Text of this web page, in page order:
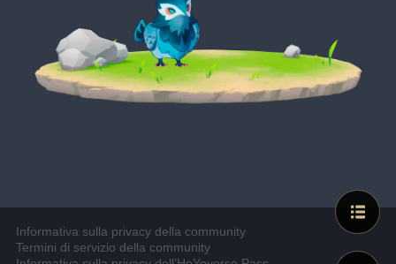
Informativa sulla privacy della community
Termini di servizio della community